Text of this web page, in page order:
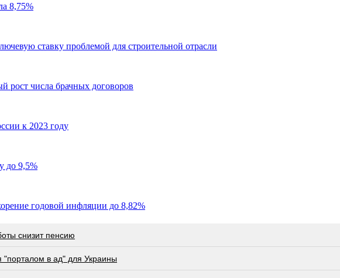
8,75%
ставку проблемой для строительной отрасли
рост числа брачных договоров
к 2023 году
до 9,5%
годовой инфляции до 8,82%
снизит пенсию
"порталом в ад" для Украины